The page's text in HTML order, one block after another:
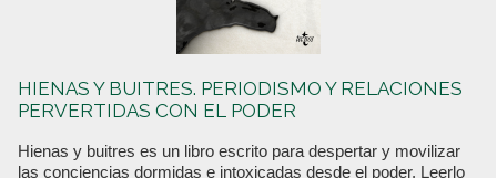
HIENAS Y BUITRES. PERIODISMO Y RELACIONES
PERVERTIDAS CON EL PODER
Hienas y buitres es un libro escrito para despertar y movilizar
las conciencias dormidas e intoxicadas desde el poder. Leerlo